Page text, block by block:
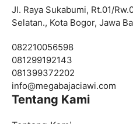
Jl. Raya Sukabumi, Rt.01/
Selatan., Kota Bogor, Jawa
082210056598
081299192143
081399372202
info@megabajaciawi.com
Tentang Kami